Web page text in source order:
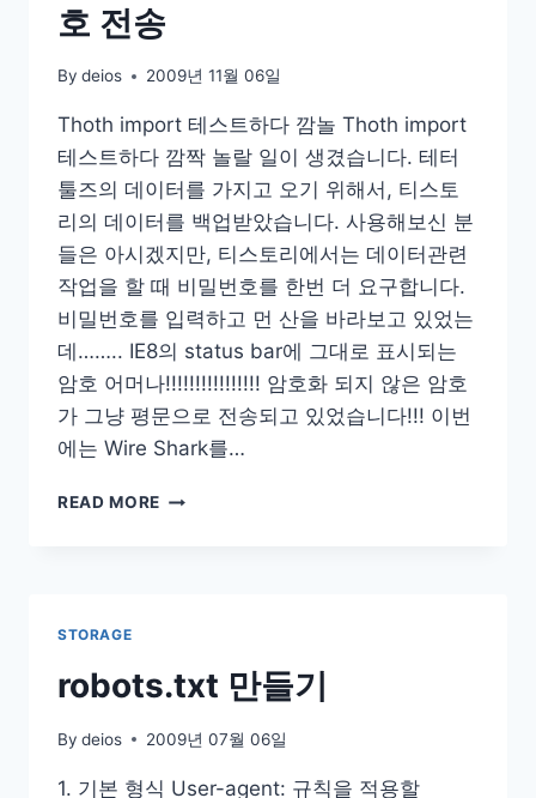
의
적
수
행
과
정
호 전송
By deios 2009년 11월 06일
Thoth import 테스트하다 깜놀 Thoth import
테스트하다 깜짝 놀랄 일이 생겼습니다. 테터
툴즈의 데이터를 가지고 오기 위해서, 티스토
리의 데이터를 백업받았습니다. 사용해보신 분
들은 아시겠지만, 티스토리에서는 데이터관련
작업을 할 때 비밀번호를 한번 더 요구합니다.
비밀번호를 입력하고 먼 산을 바라보고 있었는
데…….. IE8의 status bar에 그대로 표시되는
암호 어머나!!!!!!!!!!!!!!!! 암호화 되지 않은 암호
가 그냥 평문으로 전송되고 있었습니다!!! 이번
에는 Wire Shark를…
READ MORE TISTORY
은
암
전
STORAGE
robots.txt 만들기
By deios 2009년 07월 06일
1. 기본 형식 User-agent: 규칙을 적용할